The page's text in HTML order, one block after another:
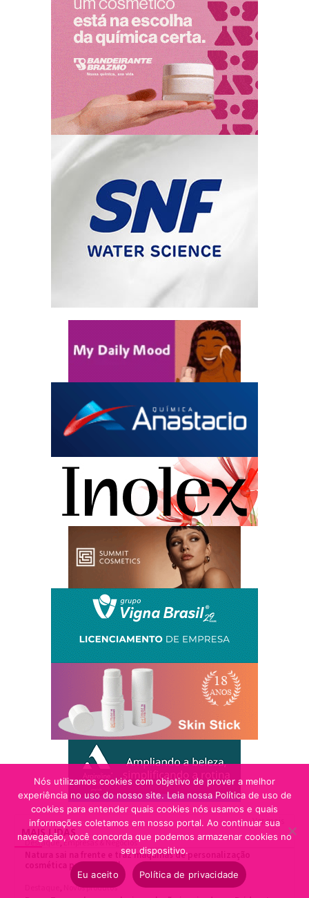
MAIS LIDAS
Ver mais
Nós utilizamos cookies com objetivo de prover a melhor
experiência no uso do nosso site. Leia nossa Política de uso de
cookies para entender quais cookies nós usamos e quais
informações coletamos em nosso portal. Ao continuar sua
navegação, você concorda que podemos armazenar cookies no
seu dispositivo.
Eu aceito Política de privacidade